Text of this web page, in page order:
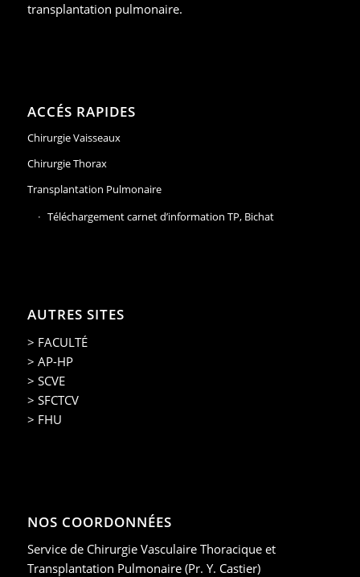
transplantation pulmonaire.
ACCÉS RAPIDES
Chirurgie Vaisseaux
Chirurgie Thorax
Transplantation Pulmonaire
Téléchargement carnet d’information TP, Bichat
AUTRES SITES
> FACULTÉ
> AP-HP
> SCVE
> SFCTCV
> FHU
NOS COORDONNÉES
Service de Chirurgie Vasculaire Thoracique et
Transplantation Pulmonaire (Pr. Y. Castier)